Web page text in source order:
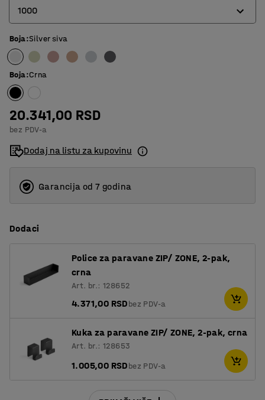
1000
600
800
1000
1200
1400
1600
1800
Boja:Silver siva
Boja:Crna
20.341,00 RSD
bez PDV-a
Dodaj na listu za kupovinu
Garancija od 7 godina
Dodaci
Police za paravane ZIP/ ZONE, 2-pak,
crna
Art. br.: 128652
4.371,00 RSDbez PDV-a
Kuka za paravane ZIP/ ZONE, 2-pak, crna
Art. br.: 128653
1.005,00 RSDbez PDV-a